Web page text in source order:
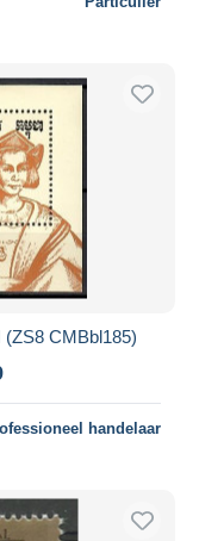
CMBbl185)
handelaar